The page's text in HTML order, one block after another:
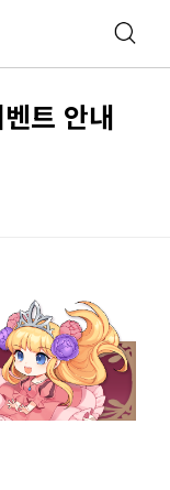
트 안내